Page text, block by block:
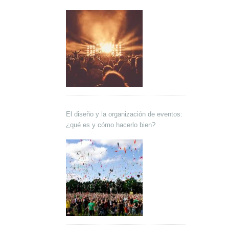
El diseño y la organización de eventos:
¿qué es y cómo hacerlo bien?